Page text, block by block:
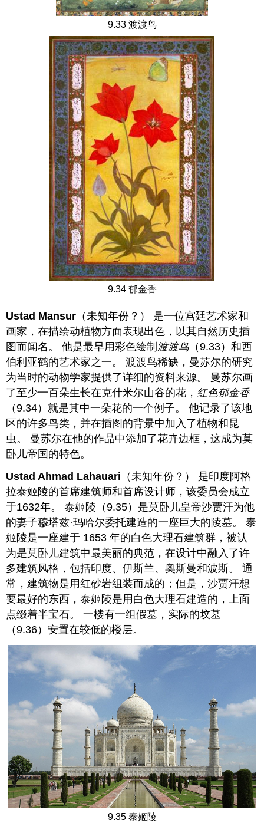
9.33 渡渡鸟
9.34 郁金香
Ustad Mansur （未知年份？） 是一位宫廷艺术家和
画家，在描绘动植物方面表现出色，以其自然历史插
图而闻名。 他是最早用彩色绘制 渡渡鸟 （9.33）和西
伯利亚鹤的艺术家之一。 渡渡鸟稀缺，曼苏尔的研究
为当时的动物学家提供了详细的资料来源。 曼苏尔画
了至少一百朵生长在克什米尔山谷的花， 红色郁金香
（9.34）就是其中一朵花的一个例子。 他记录了该地
区的许多鸟类，并在插图的背景中加入了植物和昆
虫。 曼苏尔在他的作品中添加了花卉边框，这成为莫
卧儿帝国的特色。
Ustad Ahmad Lahauari （未知年份？） 是印度阿格
拉泰姬陵的首席建筑师和首席设计师，该委员会成立
于1632年。 泰姬陵（9.35）是莫卧儿皇帝沙贾汗为他
的妻子穆塔兹·玛哈尔委托建造的一座巨大的陵墓。 泰
姬陵是一座建于 1653 年的白色大理石建筑群，被认
为是莫卧儿建筑中最美丽的典范，在设计中融入了许
多建筑风格，包括印度、伊斯兰、奥斯曼和波斯。 通
常，建筑物是用红砂岩组装而成的；但是，沙贾汗想
要最好的东西，泰姬陵是用白色大理石建造的，上面
点缀着半宝石。 一楼有一组假墓，实际的坟墓
（9.36）安置在较低的楼层。
9.35 泰姬陵